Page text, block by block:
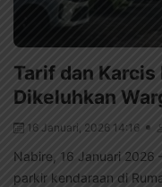
Tarif dan Karcis
Dikeluhkan
16 Januari, 2026 14:16
Nabire, 16 Januari 2026
parkir kendaraan di